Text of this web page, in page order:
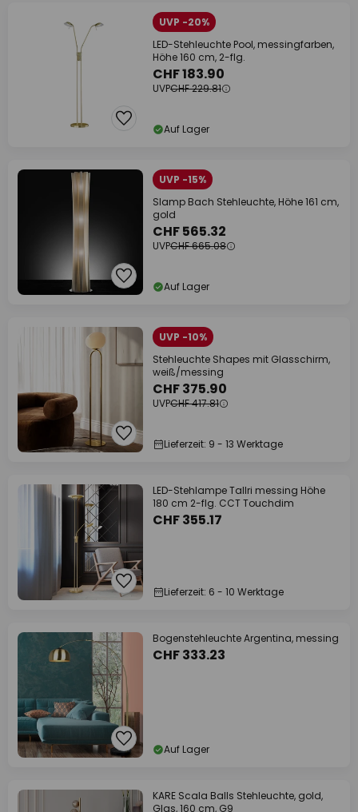
UVP -20%
LED-Stehleuchte Pool, messingfarben,
Höhe 160 cm, 2-flg.
CHF 183.90
UVPCHF 229.81
Auf Lager
UVP -15%
Slamp Bach Stehleuchte, Höhe 161 cm,
gold
CHF 565.32
UVPCHF 665.08
Auf Lager
UVP -10%
Stehleuchte Shapes mit Glasschirm,
weiß/messing
CHF 375.90
UVPCHF 417.81
Lieferzeit: 9 - 13 Werktage
LED-Stehlampe Tallri messing Höhe
180 cm 2-flg. CCT Touchdim
CHF 355.17
Lieferzeit: 6 - 10 Werktage
Bogenstehleuchte Argentina, messing
CHF 333.23
Auf Lager
KARE Scala Balls Stehleuchte, gold,
Glas, 160 cm, G9